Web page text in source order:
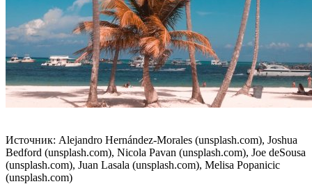
Источник: Alejandro Hernández-Morales (unsplash.com), Joshua
Bedford (unsplash.com), Nicola Pavan (unsplash.com), Joe deSousa
(unsplash.com), Juan Lasala (unsplash.com), Melisa Popanicic
(unsplash.com)